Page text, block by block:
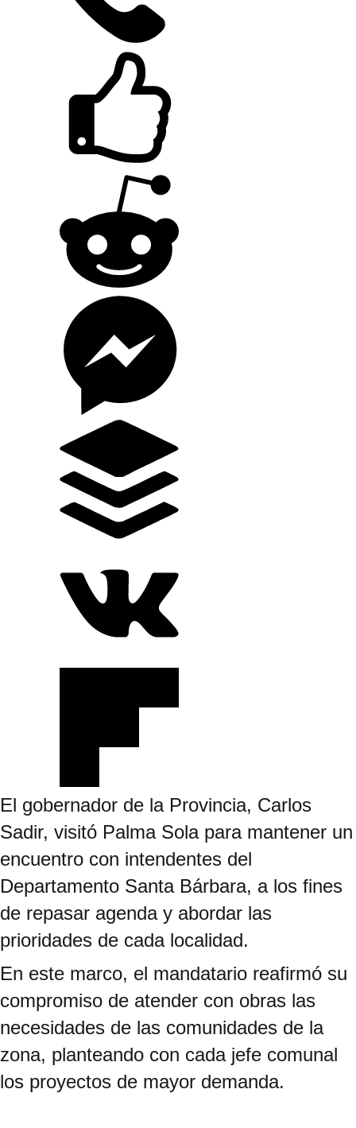
El gobernador de la Provincia, Carlos
Sadir, visitó Palma Sola para mantener un
encuentro con intendentes del
Departamento Santa Bárbara, a los fines
de repasar agenda y abordar las
prioridades de cada localidad.
En este marco, el mandatario reafirmó su
compromiso de atender con obras las
necesidades de las comunidades de la
zona, planteando con cada jefe comunal
los proyectos de mayor demanda.